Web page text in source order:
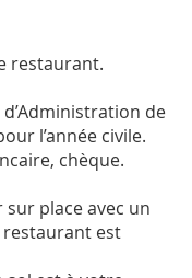
restaurant.
de
l’année civile.
chèque.
sur place avec un
restaurant est